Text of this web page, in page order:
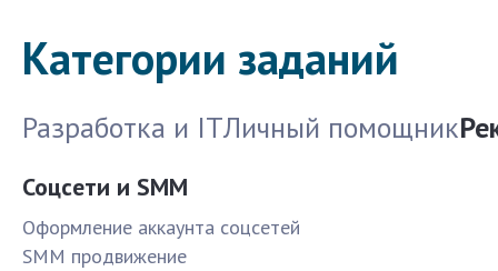
Категории заданий
Разработка и ITЛичный помощник
Соцсети и SMM
Оформление аккаунта соцсетей
SMM продвижение